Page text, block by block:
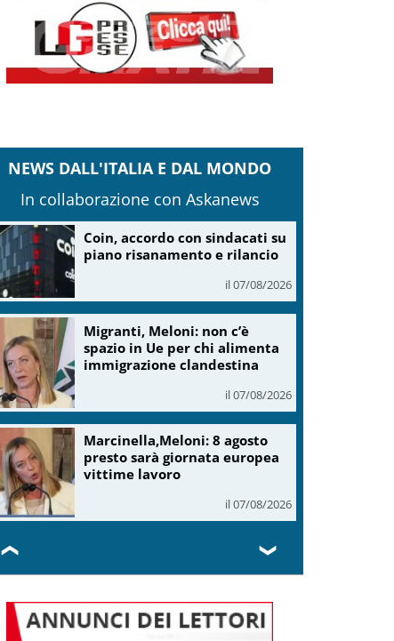
NEWS DALL'ITALIA E DAL MONDO
In collaborazione con Askanews
Coin, accordo con sindacati su
piano risanamento e rilancio
il 07/08/2026
Migranti, Meloni: non c’è
spazio in Ue per chi alimenta
immigrazione clandestina
il 07/08/2026
Marcinella,Meloni: 8 agosto
presto sarà giornata europea
vittime lavoro
il 07/08/2026
❮ ❯